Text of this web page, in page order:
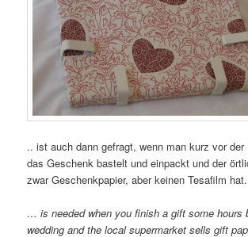
.. ist auch dann gefragt, wenn man kurz vor
das Geschenk bastelt und einpackt und der
zwar Geschenkpapier, aber keinen Tesafilm hat.
… is needed when you finish a gift some hours
wedding and the local supermarket sells gift